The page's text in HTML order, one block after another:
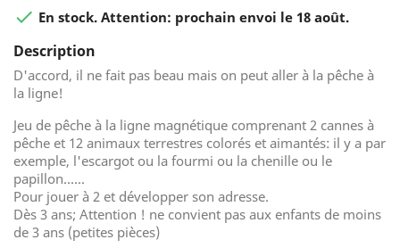
 En stock. Attention: prochain envoi le 18 août.
Description
D'accord, il ne fait pas beau mais on peut aller à la pêche à
la ligne!
Jeu de pêche à la ligne magnétique comprenant 2 cannes à
pêche et 12 animaux terrestres colorés et aimantés: il y a par
exemple, l'escargot ou la fourmi ou la chenille ou le
papillon......
Pour jouer à 2 et développer son adresse.
Dès 3 ans; Attention ! ne convient pas aux enfants de moins
de 3 ans (petites pièces)